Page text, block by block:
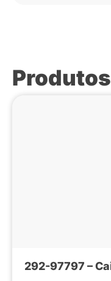
292-97797 –